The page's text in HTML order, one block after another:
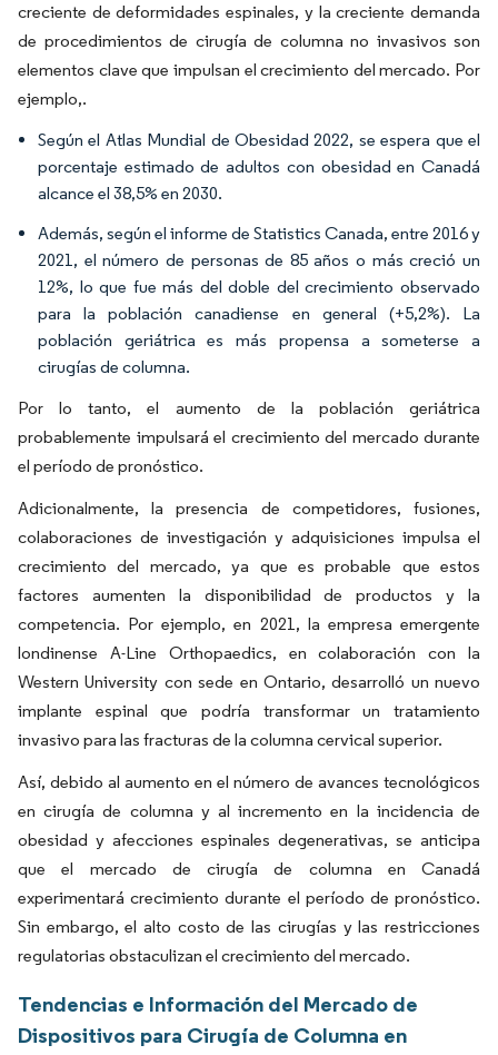
creciente de deformidades espinales, y la creciente demanda
de procedimientos de cirugía de columna no invasivos son
elementos clave que impulsan el crecimiento del mercado. Por
ejemplo,.
Según el Atlas Mundial de Obesidad 2022, se espera que el
porcentaje estimado de adultos con obesidad en Canadá
alcance el 38,5% en 2030.
Además, según el informe de Statistics Canada, entre 2016 y
2021, el número de personas de 85 años o más creció un
12%, lo que fue más del doble del crecimiento observado
para la población canadiense en general (+5,2%). La
población geriátrica es más propensa a someterse a
cirugías de columna.
Por lo tanto, el aumento de la población geriátrica
probablemente impulsará el crecimiento del mercado durante
el período de pronóstico.
Adicionalmente, la presencia de competidores, fusiones,
colaboraciones de investigación y adquisiciones impulsa el
crecimiento del mercado, ya que es probable que estos
factores aumenten la disponibilidad de productos y la
competencia. Por ejemplo, en 2021, la empresa emergente
londinense A-Line Orthopaedics, en colaboración con la
Western University con sede en Ontario, desarrolló un nuevo
implante espinal que podría transformar un tratamiento
invasivo para las fracturas de la columna cervical superior.
Así, debido al aumento en el número de avances tecnológicos
en cirugía de columna y al incremento en la incidencia de
obesidad y afecciones espinales degenerativas, se anticipa
que el mercado de cirugía de columna en Canadá
experimentará crecimiento durante el período de pronóstico.
Sin embargo, el alto costo de las cirugías y las restricciones
regulatorias obstaculizan el crecimiento del mercado.
Tendencias e Información del Mercado de
Dispositivos para Cirugía de Columna en